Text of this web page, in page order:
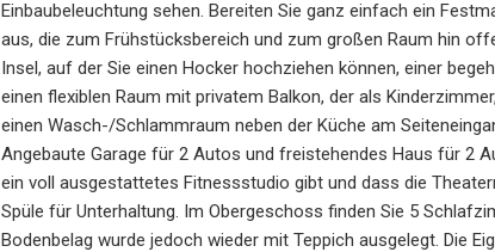
Einbaubeleuchtung sehen. Bereiten Sie ganz einfach ein
aus, die zum Frühstücksbereich und zum großen Raum hin
Insel, auf der Sie einen Hocker hochziehen können, einer
einen flexiblen Raum mit privatem Balkon, der als
einen Wasch-/Schlammraum neben der Küche am
Angebaute Garage für 2 Autos und freistehendes Haus für 2
ein voll ausgestattetes Fitnessstudio gibt und dass die
Spüle für Unterhaltung. Im Obergeschoss finden Sie 5
Bodenbelag wurde jedoch wieder mit Teppich ausgelegt. Die